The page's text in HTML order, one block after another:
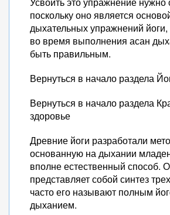
поскольку оно является
дыхательных упражнений йоги,
во время выполнения асан
быть правильным.
Вернуться в начало раздела
Вернуться в начало раздела
здоровье
Древние йоги разработали
основанную на дыхании
вполне естественный способ.
представляет собой синтез
часто его называют полным
дыханием.